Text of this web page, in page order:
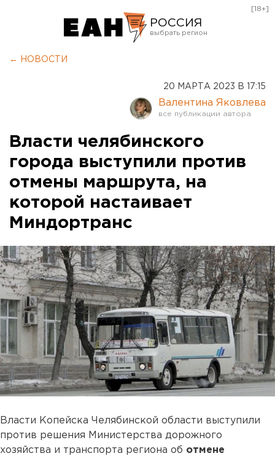
РОССИЯ
Оренбург
[18+]
← НОВОСТИ
20 МАРТА 2023 В 17:15
Валентина Яковлева
Власти челябинского
города выступили против
отмены маршрута, на
которой настаивает
Миндортранс
Власти Копейска Челябинской области выступили
против решения Министерства дорожного
хозяйства и транспорта региона об отмене